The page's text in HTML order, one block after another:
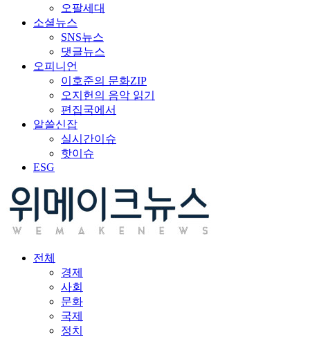
오팔세대
소셜뉴스
SNS뉴스
댓글뉴스
오피니언
이호준의 문화ZIP
오지헌의 음악 읽기
편집국에서
알쓸신잡
실시간이슈
핫이슈
ESG
전체
경제
사회
문화
국제
정치